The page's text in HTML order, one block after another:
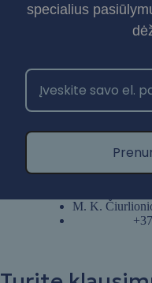
specialius
M. K.